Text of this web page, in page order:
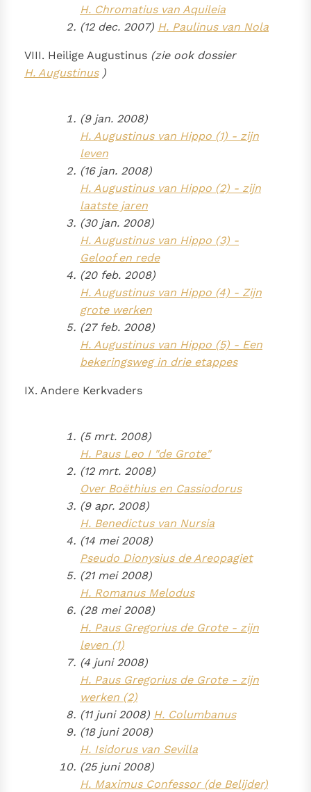
H. Chromatius van Aquileia
(12 dec. 2007) H. Paulinus van Nola
VIII. Heilige Augustinus (zie ook dossier
H. Augustinus)
(9 jan. 2008)
H. Augustinus van Hippo (1) - zijn
leven
(16 jan. 2008)
H. Augustinus van Hippo (2) - zijn
laatste jaren
(30 jan. 2008)
H. Augustinus van Hippo (3) -
Geloof en rede
(20 feb. 2008)
H. Augustinus van Hippo (4) - Zijn
grote werken
(27 feb. 2008)
H. Augustinus van Hippo (5) - Een
bekeringsweg in drie etappes
IX. Andere Kerkvaders
(5 mrt. 2008)
H. Paus Leo I "de Grote"
(12 mrt. 2008)
Over Boëthius en Cassiodorus
(9 apr. 2008)
H. Benedictus van Nursia
(14 mei 2008)
Pseudo Dionysius de Areopagiet
(21 mei 2008)
H. Romanus Melodus
(28 mei 2008)
H. Paus Gregorius de Grote - zijn
leven (1)
(4 juni 2008)
H. Paus Gregorius de Grote - zijn
werken (2)
(11 juni 2008) H. Columbanus
(18 juni 2008)
H. Isidorus van Sevilla
(25 juni 2008)
H. Maximus Confessor (de Belijder)